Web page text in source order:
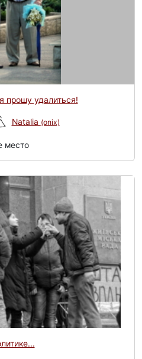
прошу удалиться!
Natalia (onix)
место